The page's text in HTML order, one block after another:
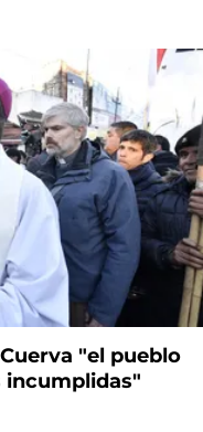
"el pueblo
incumplidas"